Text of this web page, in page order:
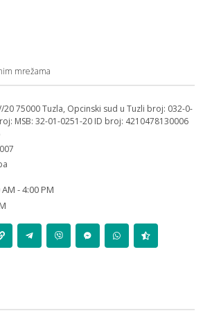
mrežama
20 75000 Tuzla, Opcinski sud u Tuzli broj: 032-0-
MSB: 32-01-0251-20 ID broj: 4210478130006
AM - 4:00 PM